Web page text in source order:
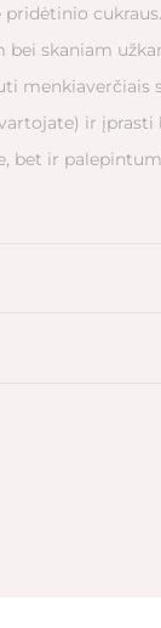
skaniam
menkiaverčiais
ir
bet ir